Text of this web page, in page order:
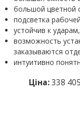
большой цветной
подсветка
устойчив к
возможность
заказываются
интуитивно
Ціна: 338